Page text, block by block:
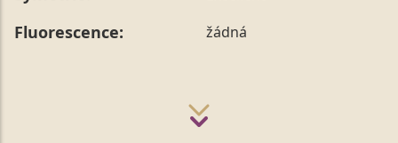
Fluorescence: žádná